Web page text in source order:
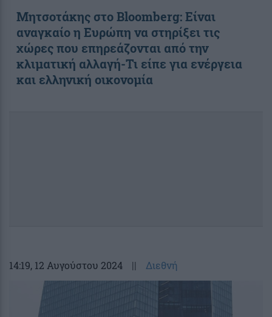
Μητσοτάκης στο Bloomberg: Είναι
αναγκαίο η Ευρώπη να στηρίξει τις
χώρες που επηρεάζονται από την
κλιματική αλλαγή-Τι είπε για ενέργεια
και ελληνική οικονομία
14:19, 12 Αυγούστου 2024 || Διεθνή